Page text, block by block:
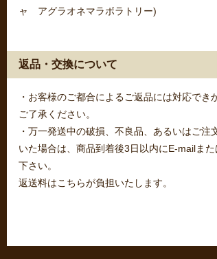
ャ アグラオネマラボラトリー)
返品・交換について
・お客様のご都合によるご返品には対応でき
ご了承ください。
・万一発送中の破損、不良品、あるいはご注
いた場合は、商品到着後3日以内にE-mailま
下さい。
返送料はこちらが負担いたします。